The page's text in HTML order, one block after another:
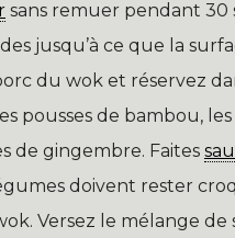
sans remuer pendant 30
jusqu’à ce que la
du wok et réservez
pousses de bambou,
de gingembre. Faites
doivent rester
Versez le mélange de